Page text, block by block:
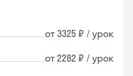
от 3325 ₽ / урок
от 2282 ₽ / урок